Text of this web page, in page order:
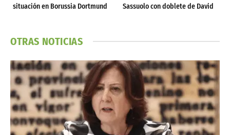
situación en Borussia Dortmund
Sassuolo con doblete de David
OTRAS NOTICIAS